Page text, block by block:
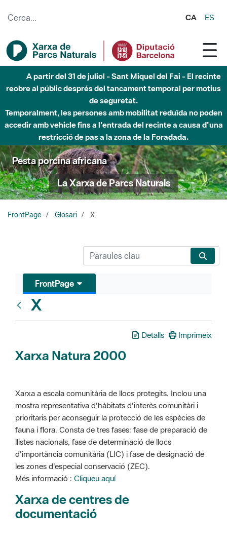
CA ES
A partir del 31 de juliol - Sant Miquel del Fai - El recinte
reobre al públic després del tancament temporal per motius
de seguretat.
Temporalment, les persones amb mobilitat reduïda no poden
accedir amb vehicle fins a l'entrada del recinte a causa d'una
restricció de pas a la zona de la Foradada.
Pesta porcina africana
La Xarxa de Parcs Naturals
FrontPage Glosari X
FrontPage
X
Detalls Imprimeix
Xarxa Natura 2000
Xarxa a escala comunitària de llocs protegits. Inclou una
mostra representativa d'hàbitats d'interès comunitàri i
prioritaris per aconseguir la protecció de les espècies de
fauna i flora. Consta de tres fases: fase de preparació de
llistes nacionals, fase de determinació de llocs
d'importància comunitària (LIC) i fase de designació de
les zones d'especial conservació (ZEC).
Més informació : Cliqueu aquí
Xarxa de centres de
documentació